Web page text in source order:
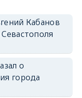
Кабанов
о
города